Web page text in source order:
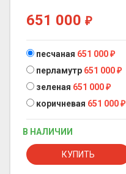
651 000 ₽
песчаная 651 000₽
перламутр 651 000₽
зеленая 651 000₽
коричневая 651 000₽
В НАЛИЧИИ
КУПИТЬ